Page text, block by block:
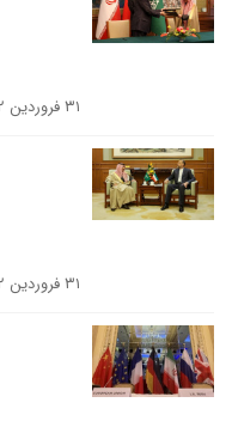
۳۱ فروردین ۱۴۰۲
۳۱ فروردین ۱۴۰۲